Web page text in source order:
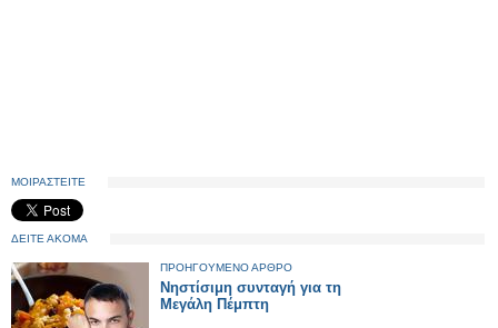
ΜΟΙΡΑΣΤΕΙΤΕ
ΔΕΙΤΕ ΑΚΟΜΑ
ΠΡΟΗΓΟΥΜΕΝΟ ΑΡΘΡΟ
Νηστίσιμη συνταγή για τη
Μεγάλη Πέμπτη